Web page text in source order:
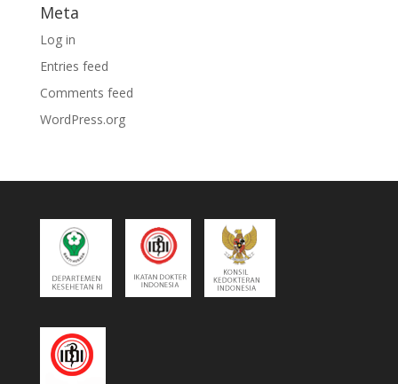
Meta
Log in
Entries feed
Comments feed
WordPress.org